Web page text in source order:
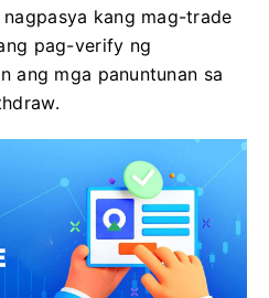
kang mag-trade
pag-verify ng
ang mga panuntunan sa